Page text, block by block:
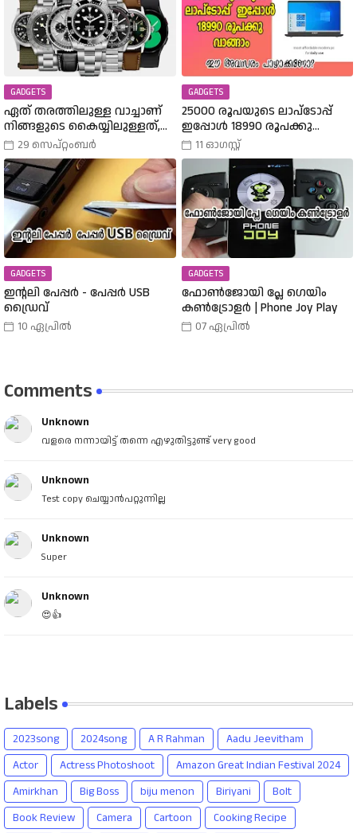
GADGETS
ഏത് തരത്തിലുള്ള വാച്ചാണ്
നിങ്ങളുടെ കൈയ്യിലുള്ളത്,
അത് എങ്ങനെ
തിരഞ്ഞെടുത്തു? വിവിധ
തരത്തിലുള്ള വാച്ചുകൾ
പരിചയപ്പെടാം.
29 സെപ്റ്റംബർ
GADGETS
25000 രൂപയുടെ ലാപ്ടോപ്പ്
ഇപ്പോൾ 18990 രൂപക്കു
വാങ്ങാം | Amazon Freedom Sale
Buy A 25000 Laptop In 18,900
Rupees |
11 ഓഗസ്റ്റ്
GADGETS
ഇന്റലി പേപ്പർ - പേപ്പർ USB
ഡ്രൈവ്
10 ഏപ്രിൽ
GADGETS
ഫോൺജോയി പ്ലേ ഗെയിം
കൺട്രോളർ | Phone Joy Play
07 ഏപ്രിൽ
Comments
Unknown
വളരെ നന്നായിട്ട് തന്നെ എഴുതിട്ടുണ്ട് very good
Unknown
Test copy ചെയ്യാൻപറ്റുന്നില്ല
Unknown
Super
Unknown
😍👍
Labels
2023song 2024song A R Rahman
Aadu Jeevitham
Actor
Actress Photoshoot
Amazon Great Indian Festival 2024
Amirkhan
Big Boss biju menon Biriyani
Bolt
Book Review
Camera Cartoon
Cooking Recipe